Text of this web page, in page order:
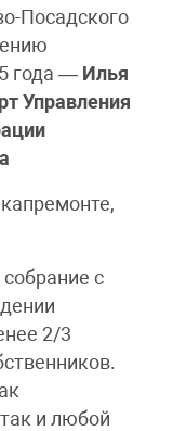
Посадского
года — Илья
Управления
с
2/3
и любой